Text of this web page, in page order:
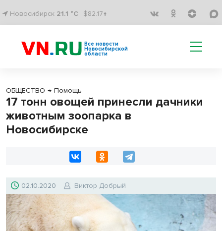
Новосибирск 21.1 °C $82.17↑
Все новости
Новосибирской
области
ОБЩЕСТВО → Помощь
17 тонн овощей принесли дачники
животным зоопарка в
Новосибирске
02.10.2020 Виктор Добрый